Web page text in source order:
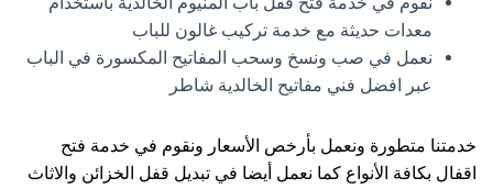
معدات حديثة مع خدمة تركيب غالون للباب
نعمل في صب ونسخ وسحب المفاتيح المكسورة في الباب
عبر افضل فني مفاتيح الخالدية شاطر
خدمتنا متطورة ونعمل بأرخص الأسعار ونقوم في خدمة فتح
اقفال بكافة الأنواع كما نعمل أيضا في تبديل قفل الخزائن والاثاث